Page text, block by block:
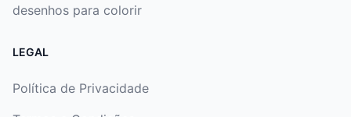
desenhos para colorir
LEGAL
Política de Privacidade